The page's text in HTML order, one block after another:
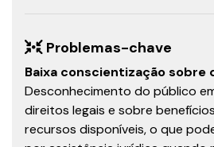
Problemas-chave
Baixa conscientização sobre
Desconhecimento do público
direitos legais e sobre
recursos disponíveis, o que